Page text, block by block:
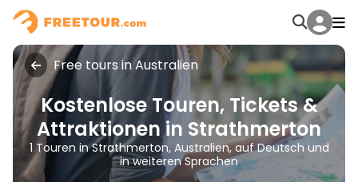
Free tours in Australien
Kostenlose Touren, Tickets &
Attraktionen in Strathmerton
1 Touren in Strathmerton, Australien, auf Deutsch und
in weiteren Sprachen